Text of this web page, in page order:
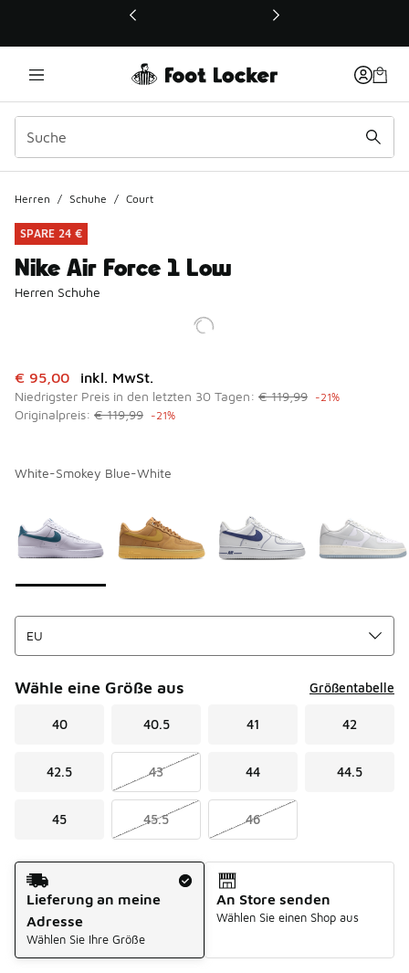
Dieser Link öffnet sich in einem neuen Fenster
Herren / Schuhe / Court
SPARE 24 €
Nike Air Force 1 Low
Herren Schuhe
Dieser Artikel ist im Sale. Der Preis ist von auf € 95,00
€ 95,00 inkl. MwSt.
Niedrigster Preis in den letzten 30 Tagen: € 119,99 -21%
Originalpreis: € 119,99 -21%
White-Smokey Blue-White
Wähle eine Größe aus Größentabelle
40 40.5 41 42
42.5 43 44 44.5
45 45.5 46
Versandart
Lieferung an meine
Adresse
Wählen Sie Ihre Größe
An Store senden
Wählen Sie einen Shop aus